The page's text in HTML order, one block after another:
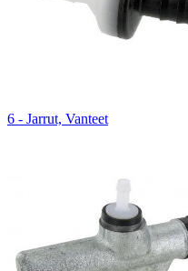
6 - Jarrut, Vanteet